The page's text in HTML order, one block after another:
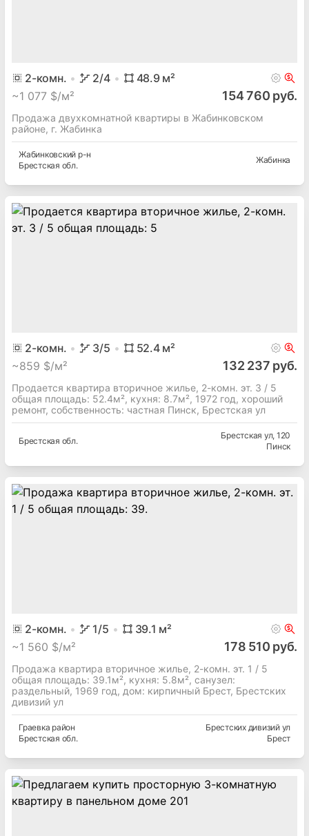
2-комн. 2/4 48.9м²
~1 077 $/м² 154 760 руб.
Продажа двухкомнатной квартиры в Жабинковском
районе, г. Жабинка
Жабинковский р-н
Брестская обл.
Жабинка
2-комн. 3/5 52.4м²
~859 $/м² 132 237 руб.
Продается квартира вторичное жилье, 2-комн. эт. 3 / 5
общая площадь: 52.4м², кухня: 8.7м², 1972 год, хороший
ремонт, собственность: частная Пинск, Брестская ул
Брестская обл.
Брестская ул, 120
Пинск
2-комн. 1/5 39.1 м²
~1 560 $/м² 178 510 руб.
Продажа квартира вторичное жилье, 2-комн. эт. 1 / 5
общая площадь: 39.1м², кухня: 5.8м², cанузел:
раздельный, 1969 год, дом: кирпичный Брест, Брестских
дивизий ул
Граевка район
Брестская обл.
Брестских дивизий ул
Брест